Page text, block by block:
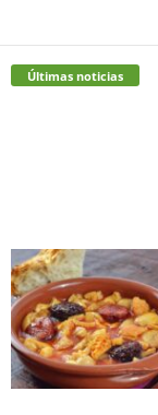
Últimas noticias